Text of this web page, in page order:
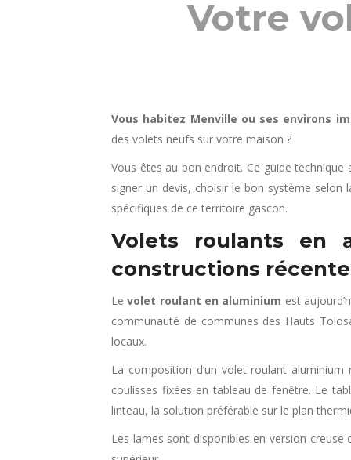
Votre
Vous habitez Menville ou ses environs
des volets neufs sur votre maison ?
Vous êtes au bon endroit. Ce guide
signer un devis, choisir le bon système
spécifiques de ce territoire gascon.
Volets roulants en
constructions
Levolet roulant en aluminium est
communauté de communes des Hauts
locaux.
La composition d’un volet roulant
coulisses fixées en tableau de fenêtre. Le
linteau, la solution préférable sur le plan
Les lames sont disponibles en version